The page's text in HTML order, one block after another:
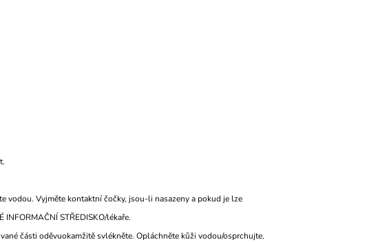
vodou. Vyjměte kontaktní čočky, jsou-li nasazeny a pokud je lze
STŘEDISKO/lékaře.
části oděvuokamžitě svlékněte. Opláchněte kůži vodou/osprchujte.